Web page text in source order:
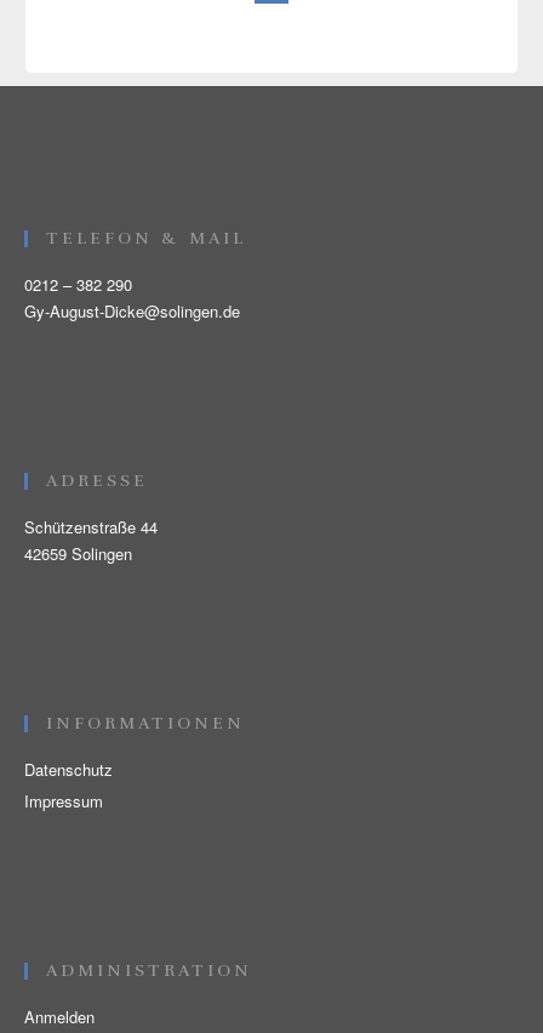
TELEFON & MAIL
0212 – 382 290
Gy-August-Dicke@solingen.de
ADRESSE
Schützenstraße 44
42659 Solingen
INFORMATIONEN
Datenschutz
Impressum
ADMINISTRATION
Anmelden